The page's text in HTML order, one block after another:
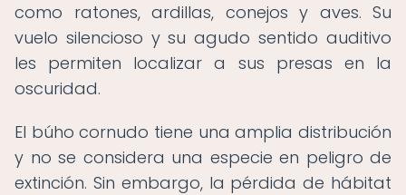
como ratones, ardillas, conejos y aves. Su
vuelo silencioso y su agudo sentido auditivo
les permiten localizar a sus presas en la
oscuridad.
El búho cornudo tiene una amplia distribución
y no se considera una especie en peligro de
extinción. Sin embargo, la pérdida de hábitat